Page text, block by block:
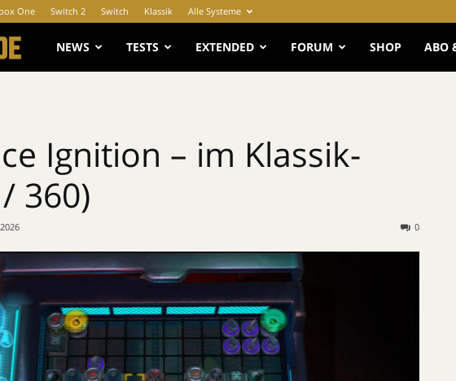
One Switch 2 Switch Klassik Alle Systeme
MANIAC.de
NEWS TESTS EXTENDED FORUM SHOP ABO
Ignition – im Klassik-
360)
0